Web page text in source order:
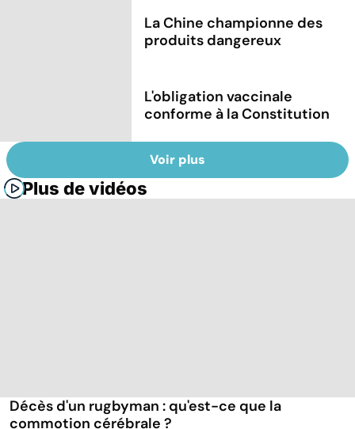
La Chine championne des
produits dangereux
L'obligation vaccinale
conforme à la Constitution
Voir plus
Plus de vidéos
Décès d'un rugbyman : qu'est-ce que la
commotion cérébrale ?